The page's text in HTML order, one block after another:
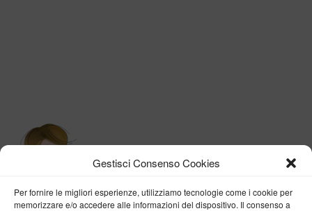
Gestisci Consenso Cookies
Per fornire le migliori esperienze, utilizziamo tecnologie come i cookie per
memorizzare e/o accedere alle informazioni del dispositivo. Il consenso a